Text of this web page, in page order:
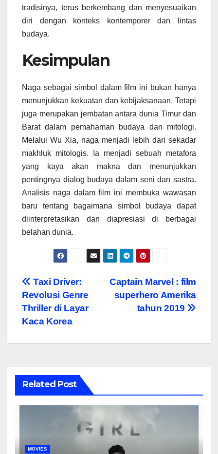
tradisinya, terus berkembang dan menyesuaikan
diri dengan konteks kontemporer dan lintas
budaya.
Kesimpulan
Naga sebagai simbol dalam film ini bukan hanya
menunjukkan kekuatan dan kebijaksanaan. Tetapi
juga merupakan jembatan antara dunia Timur dan
Barat dalam pemahaman budaya dan mitologi.
Melalui Wu Xia, naga menjadi lebih dari sekadar
makhluk mitologis. Ia menjadi sebuah metafora
yang kaya akan makna dan menunjukkan
pentingnya dialog budaya dalam seni dan sastra.
Analisis naga dalam film ini membuka wawasan
baru tentang bagaimana simbol budaya dapat
diinterpretasikan dan diapresiasi di berbagai
belahan dunia.
Navigasi
pos
Captain Marvel : film
superhero Amerika
tahun 2019
Taxi Driver:
Revolusi Genre
Thriller di Layar
Kaca Korea
Related Post
MOVIES